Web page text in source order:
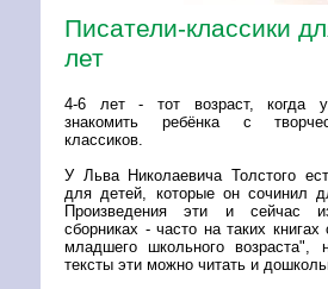
Писатели-классики
лет
4-6 лет - тот возраст, когда
знакомить ребёнка с
классиков.
У Льва Николаевича Толстого
для детей, которые он сочинил
Произведения эти и сейчас
сборниках - часто на таких
младшего школьного
тексты эти можно читать и